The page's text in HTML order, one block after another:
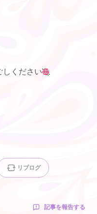
しください
リブログ
記事を報告する